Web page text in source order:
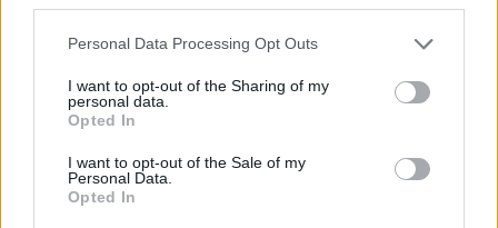
Personal Data Processing Opt Outs
I want to opt-out of the Sharing of my
personal data.
Opted In
I want to opt-out of the Sale of my
Personal Data.
Opted In
PartagerFacebook